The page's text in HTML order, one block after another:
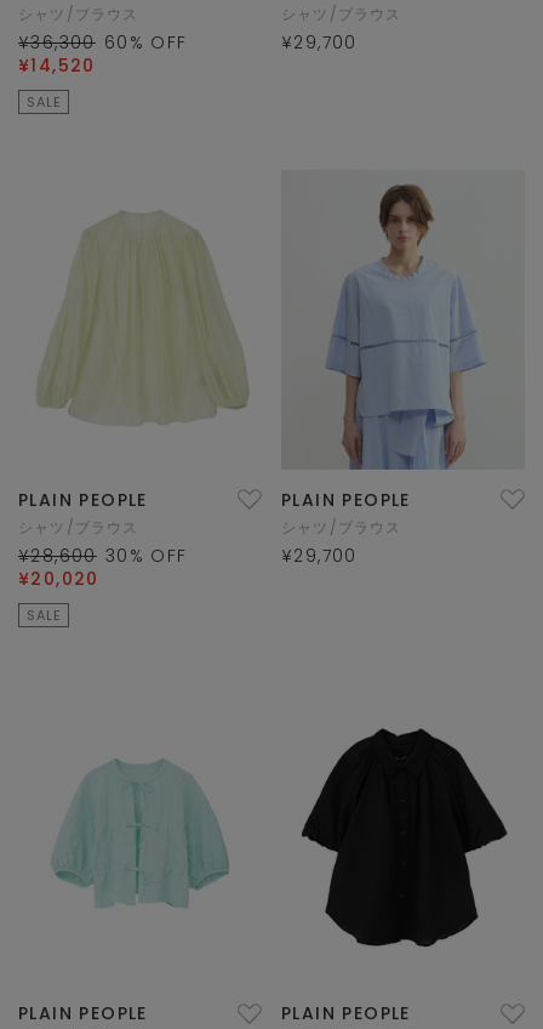
シャツ/ブラウス
¥36,300 60 % OFF
¥14,520
SALE
シャツ/ブラウス
¥29,700
PLAIN PEOPLE
シャツ/ブラウス
¥28,600 30 % OFF
¥20,020
SALE
PLAIN PEOPLE
シャツ/ブラウス
¥29,700
PLAIN PEOPLE PLAIN PEOPLE